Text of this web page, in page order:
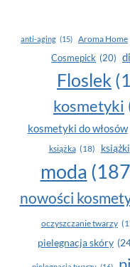
anti-aging (15) Aroma Home
Cosmepick (20)
Floslek
kosmetyki
kosmetyki do włosów
książka (18) książki
moda
nowości
oczyszczanie twarzy
pielegnacja skóry